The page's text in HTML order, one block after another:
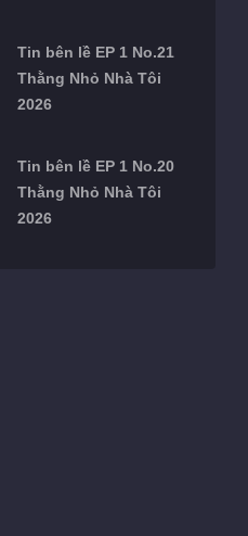
Tin bên lề EP 1 No.21
Thằng Nhỏ Nhà Tôi
2026
Tin bên lề EP 1 No.20
Thằng Nhỏ Nhà Tôi
2026